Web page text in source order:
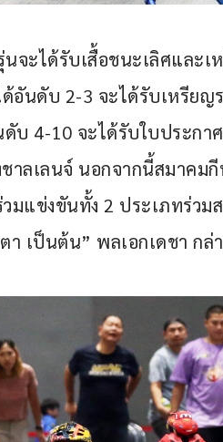
ะได้รับเสื้อชนะเลิศและเ
อันดับ 2-3 จะได้รับเหรียญ
บ 4-10 จะได้รับใบประก
ลเลนจ์ นอกจากนี้สมาคมกี
มแข่งขันทั้ง 2 ประเภทร่วม
เป็นต้น” พลเอกเดชา กล่